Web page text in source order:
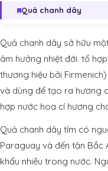
Quả chanh dây
Quả chanh dây sở hữu
âm hưởng nhiệt đới. tổ
thương hiệu bởi
và dùng để tạo ra hương
hợp nước hoa cí hương
Quả chanh dây tím có
Paraguay và đến tận Bắc
khẩu nhiều trong nước.